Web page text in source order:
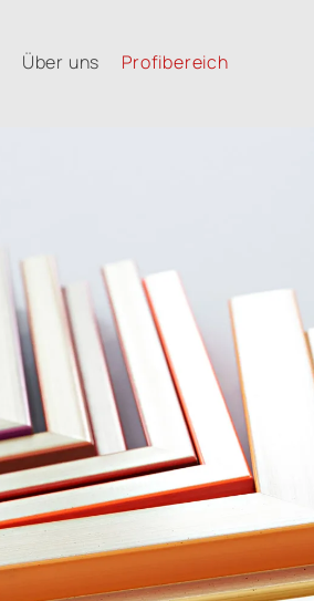
Über uns Profibereich